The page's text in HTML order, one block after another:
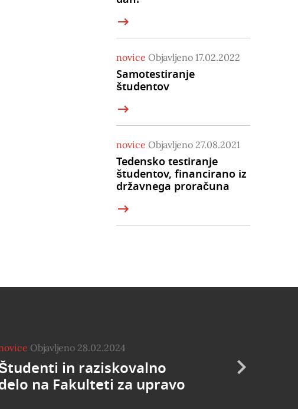
novice Objavljeno 17.02.2022
Samotestiranje
študentov
novice Objavljeno 27.08.2021
Tedensko testiranje
študentov, financirano iz
državnega proračuna
Objavljeno 28.02.2024
in raziskovalno
na Fakulteti za upravo